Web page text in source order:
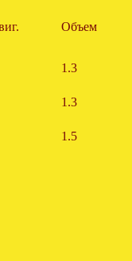
Объем
1.3
1.3
1.5